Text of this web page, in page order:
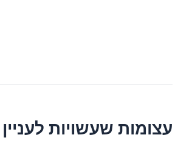
עצומות שעשויות